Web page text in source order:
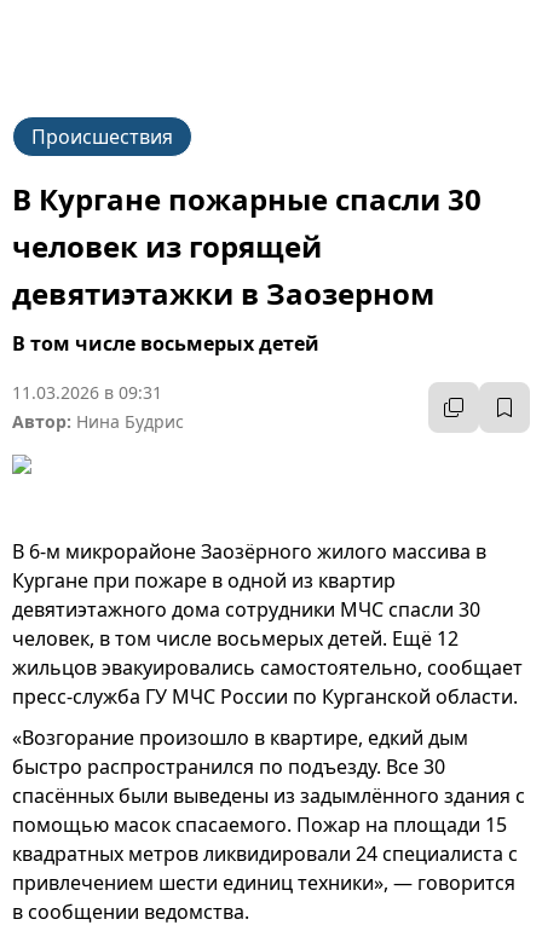
Происшествия
В Кургане пожарные спасли 30
человек из горящей
девятиэтажки в Заозерном
В том числе восьмерых детей
11.03.2026 в 09:31
Автор: Нина Будрис
В 6-м микрорайоне Заозёрного жилого массива в
Кургане при пожаре в одной из квартир
девятиэтажного дома сотрудники МЧС спасли 30
человек, в том числе восьмерых детей. Ещё 12
жильцов эвакуировались самостоятельно, сообщает
пресс-служба ГУ МЧС России по Курганской области.
«Возгорание произошло в квартире, едкий дым
быстро распространился по подъезду. Все 30
спасённых были выведены из задымлённого здания с
помощью масок спасаемого. Пожар на площади 15
квадратных метров ликвидировали 24 специалиста с
привлечением шести единиц техники», — говорится
в сообщении ведомства.